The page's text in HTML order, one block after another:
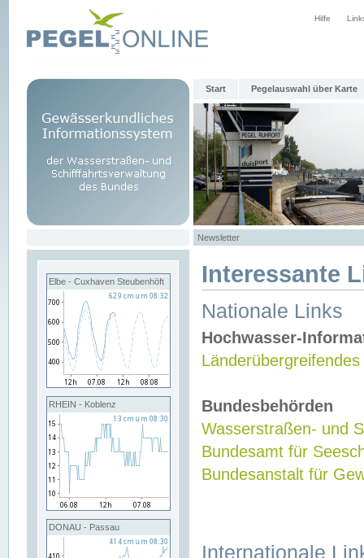
Hilfe
Start Pegelauswahl über Karte
Newsletter
Elbe - Cuxhaven Steubenhöft
RHEIN - Koblenz
DONAU - Passau
Interessante
Nationale Links
Hochwasser-
Bundesbehörden
Wasserstraßen- und
Bundesamt für
Bundesanstalt für
Internationale